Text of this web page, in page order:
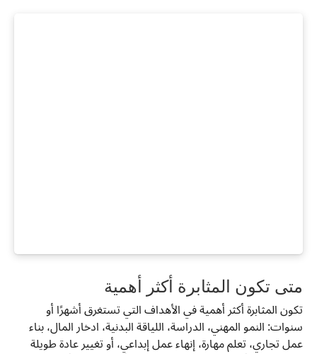
متى تكون المثابرة أكثر أهمية
تكون المثابرة أكثر أهمية في الأهداف التي تستغرق أشهرًا أو
سنوات: النمو المهني، الدراسة، اللياقة البدنية، ادخار المال، بناء
عمل تجاري، تعلم مهارة، إنهاء عمل إبداعي، أو تغيير عادة طويلة